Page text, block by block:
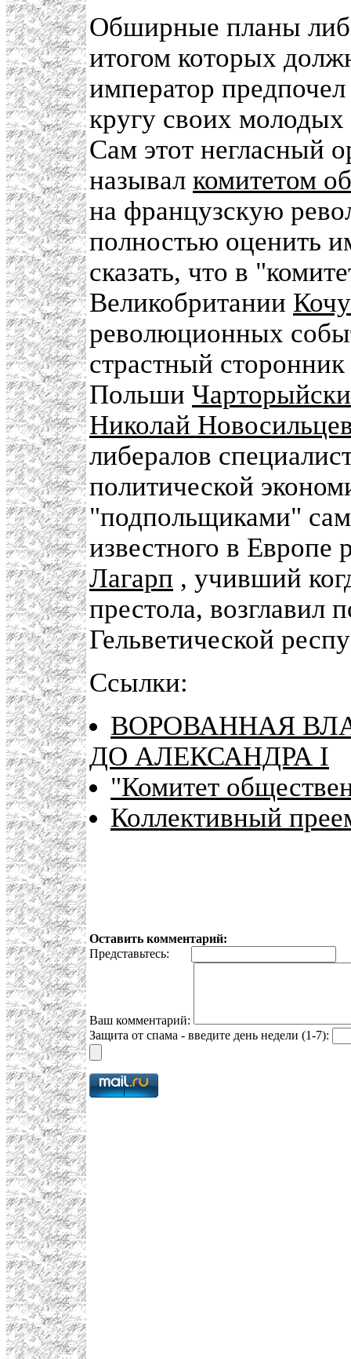
Обширные планы
итогом которых
император
кругу своих
Сам этот негласный
называл комитетом
на французскую
полностью оценить
сказать, что в
Великобритании
революционных
страстный
Польши
Николай
либералов
политической
"подпольщиками"
известного в
Лагарп , учивший
престола, возглавил
Гельветической
Ссылки:
ВОРОВАННАЯ
ДО АЛЕКСАНДРА I
"Комитет
Коллективный
Оставить комментарий:
Представьтесь:
Ваш комментарий:
Защита от спама - введите день недели (1-7):